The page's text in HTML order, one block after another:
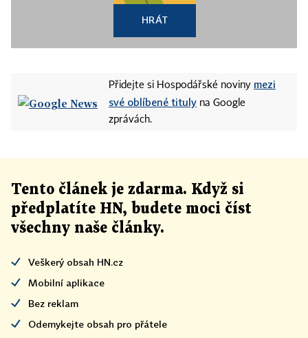
HRÁT
Přidejte si Hospodářské noviny mezi
své oblíbené tituly na Google
zprávách.
Tento článek je zdarma. Když si
předplatíte HN, budete moci číst
všechny naše články.
Veškerý obsah HN.cz
Mobilní aplikace
Bez reklam
Odemykejte obsah pro přátele